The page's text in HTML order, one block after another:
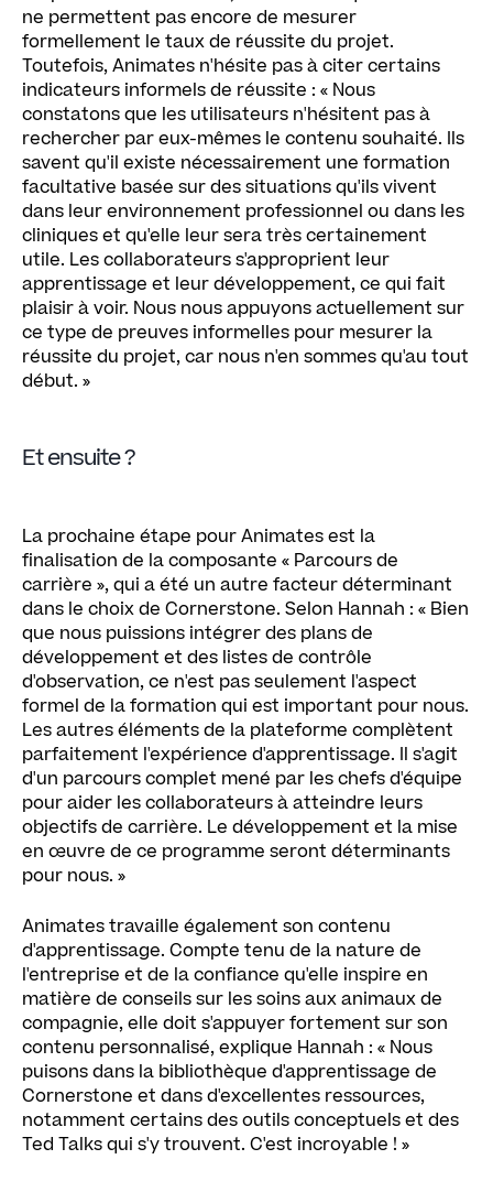
ne permettent pas encore de mesurer
formellement le taux de réussite du projet.
Toutefois, Animates n'hésite pas à citer certains
indicateurs informels de réussite : « Nous
constatons que les utilisateurs n'hésitent pas à
rechercher par eux-mêmes le contenu souhaité. Ils
savent qu'il existe nécessairement une formation
facultative basée sur des situations qu'ils vivent
dans leur environnement professionnel ou dans les
cliniques et qu'elle leur sera très certainement
utile. Les collaborateurs s'approprient leur
apprentissage et leur développement, ce qui fait
plaisir à voir. Nous nous appuyons actuellement sur
ce type de preuves informelles pour mesurer la
réussite du projet, car nous n'en sommes qu'au tout
début. »
Et ensuite ?
La prochaine étape pour Animates est la
finalisation de la composante « Parcours de
carrière », qui a été un autre facteur déterminant
dans le choix de Cornerstone. Selon Hannah : « Bien
que nous puissions intégrer des plans de
développement et des listes de contrôle
d'observation, ce n'est pas seulement l'aspect
formel de la formation qui est important pour nous.
Les autres éléments de la plateforme complètent
parfaitement l'expérience d'apprentissage. Il s'agit
d'un parcours complet mené par les chefs d'équipe
pour aider les collaborateurs à atteindre leurs
objectifs de carrière. Le développement et la mise
en œuvre de ce programme seront déterminants
pour nous. »
Animates travaille également son contenu
d'apprentissage. Compte tenu de la nature de
l'entreprise et de la confiance qu'elle inspire en
matière de conseils sur les soins aux animaux de
compagnie, elle doit s'appuyer fortement sur son
contenu personnalisé, explique Hannah : « Nous
puisons dans la bibliothèque d'apprentissage de
Cornerstone et dans d'excellentes ressources,
notamment certains des outils conceptuels et des
Ted Talks qui s'y trouvent. C'est incroyable ! »